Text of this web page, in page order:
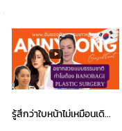
รู้สึกว่าใบหน้าไม่เหมือนเดิ...